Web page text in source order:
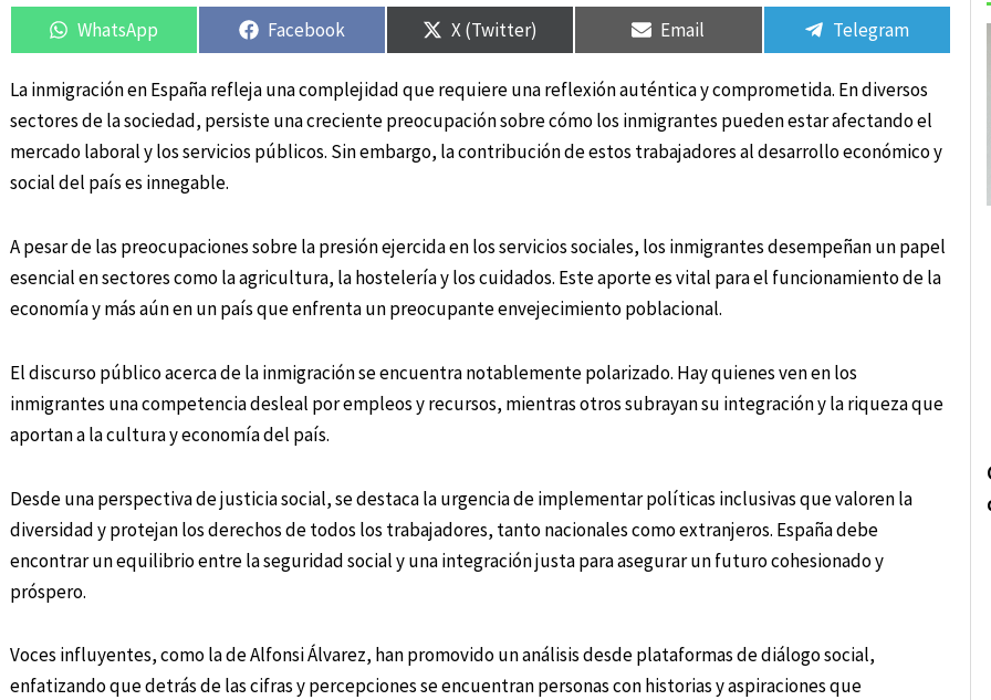
en
WhatsApp
en
Facebook
en
X (Twitter)
en
Email
en
Telegram
La inmigración en España refleja una complejidad que requiere una reflexión auténtica y comprometida. En diversos
sectores de la sociedad, persiste una creciente preocupación sobre cómo los inmigrantes pueden estar afectando el
mercado laboral y los servicios públicos. Sin embargo, la contribución de estos trabajadores al desarrollo económico y
social del país es innegable.
A pesar de las preocupaciones sobre la presión ejercida en los servicios sociales, los inmigrantes desempeñan un papel
esencial en sectores como la agricultura, la hostelería y los cuidados. Este aporte es vital para el funcionamiento de la
economía y más aún en un país que enfrenta un preocupante envejecimiento poblacional.
El discurso público acerca de la inmigración se encuentra notablemente polarizado. Hay quienes ven en los
inmigrantes una competencia desleal por empleos y recursos, mientras otros subrayan su integración y la riqueza que
aportan a la cultura y economía del país.
Desde una perspectiva de justicia social, se destaca la urgencia de implementar políticas inclusivas que valoren la
diversidad y protejan los derechos de todos los trabajadores, tanto nacionales como extranjeros. España debe
encontrar un equilibrio entre la seguridad social y una integración justa para asegurar un futuro cohesionado y
próspero.
Voces influyentes, como la de Alfonsi Álvarez, han promovido un análisis desde plataformas de diálogo social,
enfatizando que detrás de las cifras y percepciones se encuentran personas con historias y aspiraciones que
en en en en en